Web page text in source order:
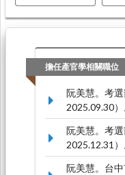
擔任產官學相關職位
阮美慧。考
2025.09.30）
阮美慧。考
2025.12.31）
阮美慧。台